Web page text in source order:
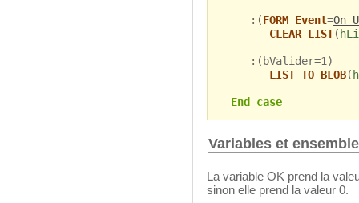
:(FORM Event=On
CLEAR LIST(
:(bValider=1)
LIST TO BLOB(
End case
Variables et
La variable OK prend la
sinon elle prend la valeur 0.